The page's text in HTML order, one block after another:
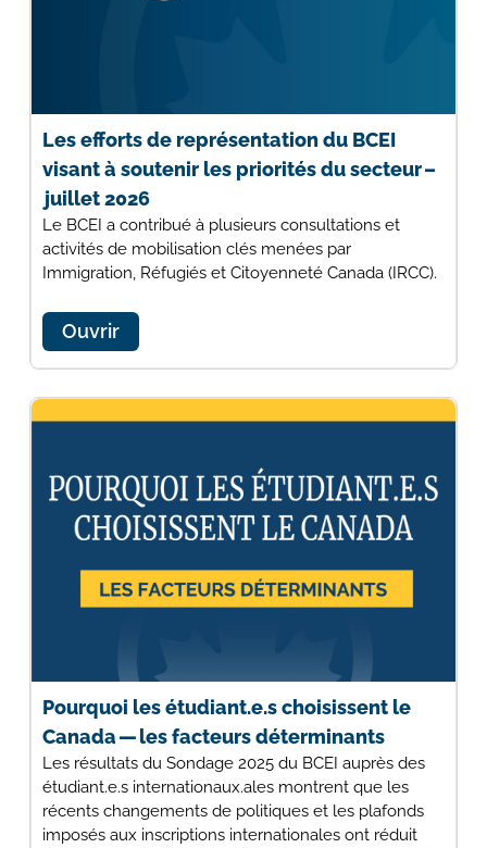
Les efforts de représentation du BCEI
visant à soutenir les priorités du secteur –
juillet 2026
Le BCEI a contribué à plusieurs consultations et
activités de mobilisation clés menées par
Immigration, Réfugiés et Citoyenneté Canada (IRCC).
Ouvrir
Pourquoi les étudiant.e.s choisissent le
Canada — les facteurs déterminants
Les résultats du Sondage 2025 du BCEI auprès des
étudiant.e.s internationaux.ales montrent que les
récents changements de politiques et les plafonds
imposés aux inscriptions internationales ont réduit